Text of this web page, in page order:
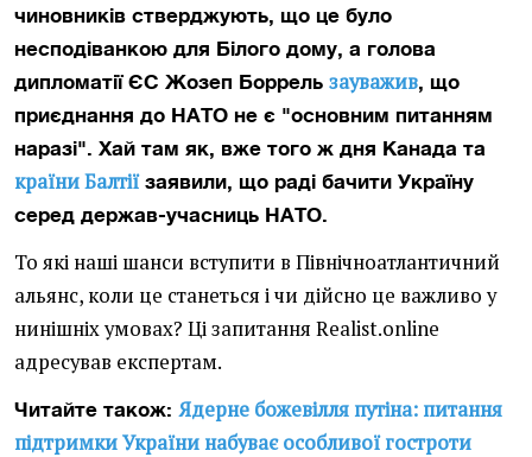
чиновників стверджують, що це було
несподіванкою для Білого дому, а голова
дипломатії ЄС Жозеп Боррель зауважив, що
приєднання до НАТО не є "основним питанням
наразі". Хай там як, вже того ж дня Канада та
країни Балтіїзаявили, що раді бачити Україну
серед держав-учасниць НАТО.
То які наші шанси вступити в Північноатлантичний
альянс, коли це станеться і чи дійсно це важливо у
нинішніх умовах? Ці запитання Realist.online
адресував експертам.
Читайте також: Ядерне божевілля путіна: питання
підтримки України набуває особливої гостроти